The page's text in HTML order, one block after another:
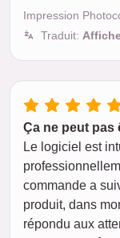
Impression
Traduit:
Ça ne peut pas
Le logiciel est
commande a
produit, dans
répondu aux